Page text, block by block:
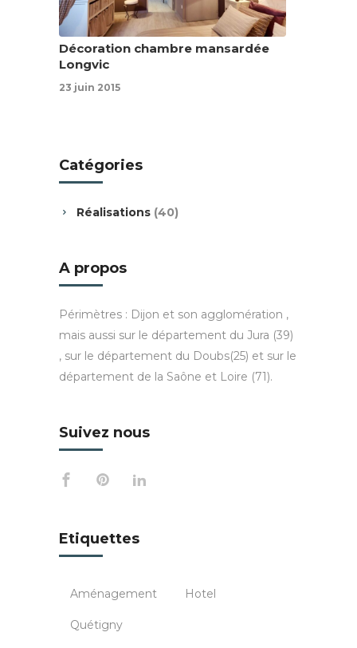
Décoration chambre mansardée
Longvic
23 juin 2015
Catégories
Réalisations (40)
A propos
Périmètres : Dijon et son agglomération ,
mais aussi sur le département du Jura (39)
, sur le département du Doubs(25) et sur le
département de la Saône et Loire (71).
Suivez nous
Etiquettes
Aménagement Hotel
Quétigny